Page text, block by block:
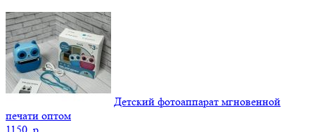
Детский фотоаппарат мгновенной
печати оптом